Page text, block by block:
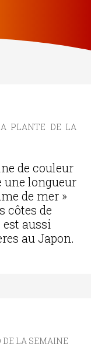
PLANTE DE LA
de couleur
une longueur
de mer »
côtes de
aussi
au Japon.
DE LA SEMAINE